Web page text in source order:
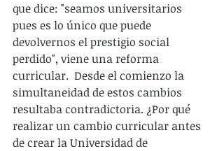
que dice: "seamos universitarios
pues es lo único que puede
devolvernos el prestigio social
perdido", viene una reforma
curricular.  Desde el comienzo la
simultaneidad de estos cambios
resultaba contradictoria. ¿Por qué
realizar un cambio curricular antes
de crear la Universidad de